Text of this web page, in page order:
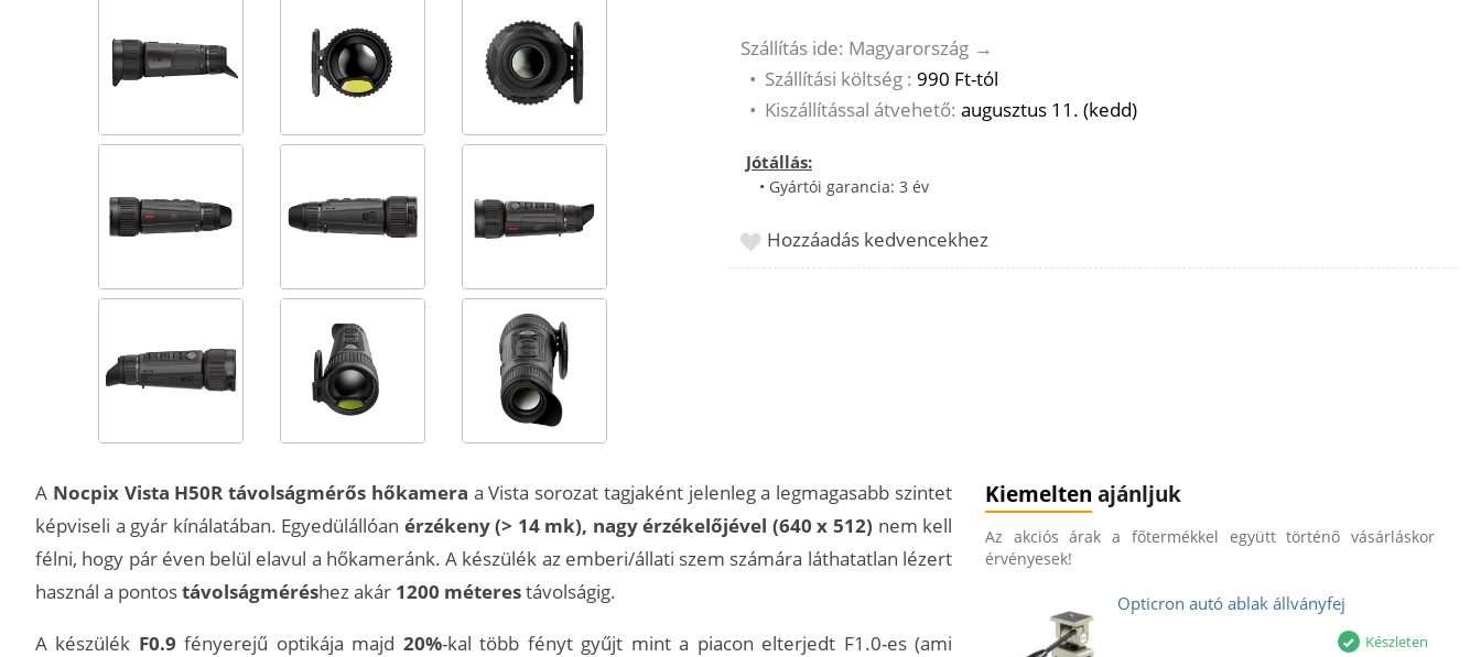
Szállítás ide: Magyarország →
• Szállítási költség : 990 Ft-tól
• Kiszállítással átvehető: augusztus 11. (kedd)
Jótállás:
• Gyártói garancia: 3 év
Hozzáadás kedvencekhez
A Nocpix Vista H50R távolságmérős hőkamera a Vista sorozat tagjaként jelenleg a legmagasabb szintet
képviseli a gyár kínálatában. Egyedülállóan érzékeny (> 14 mk), nagyérzékelőjével (640 x 512) nem kell
félni, hogy pár éven belül elavul a hőkameránk. A készülék az emberi/állati szem számára láthatatlan lézert
használ a pontostávolságméréshez akár 1200 méterestávolságig.
A készülék F0.9 fényerejű optikája majd 20%-kal több fényt gyűjt mint a piacon elterjedt F1.0-es (ami
Kiemelten ajánljuk
Az akciós árak a főtermékkel együtt történő vásárláskor
érvényesek!
Opticron autó ablak állványfej
Készleten